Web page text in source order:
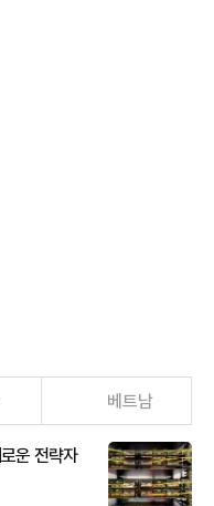
베트남
운 전략자